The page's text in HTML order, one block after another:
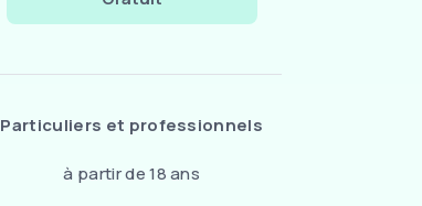
Particuliers et professionnels
à partir de 18 ans